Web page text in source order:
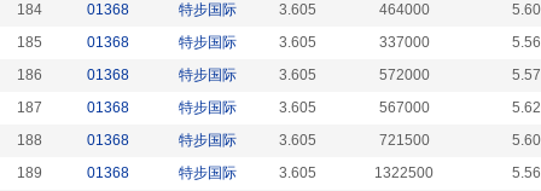
184
01368 特步国际 3.605 464000
185
01368 特步国际 3.605 337000
186
01368 特步国际 3.605 572000
187
01368 特步国际 3.605 567000
188
01368 特步国际 3.605 721500
189
01368 特步国际 3.605 1322500